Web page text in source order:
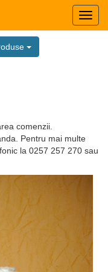
comenzii.
Pentru mai multe
la 0257 257 270 sau